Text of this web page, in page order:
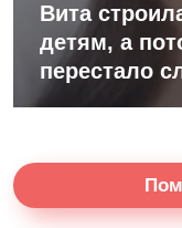
Вита
детям, а
перестало